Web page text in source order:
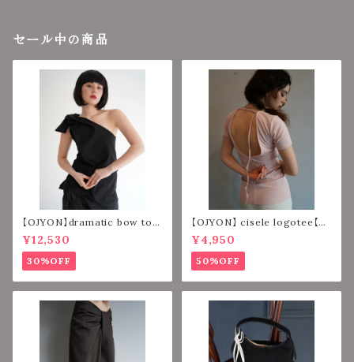
セール中の商品
【OJYON】dramatic bow top
【BLACK】
¥12,530
30%OFF
【OJYON】 cisele logotee【PI
NK】
¥4,950
50%OFF